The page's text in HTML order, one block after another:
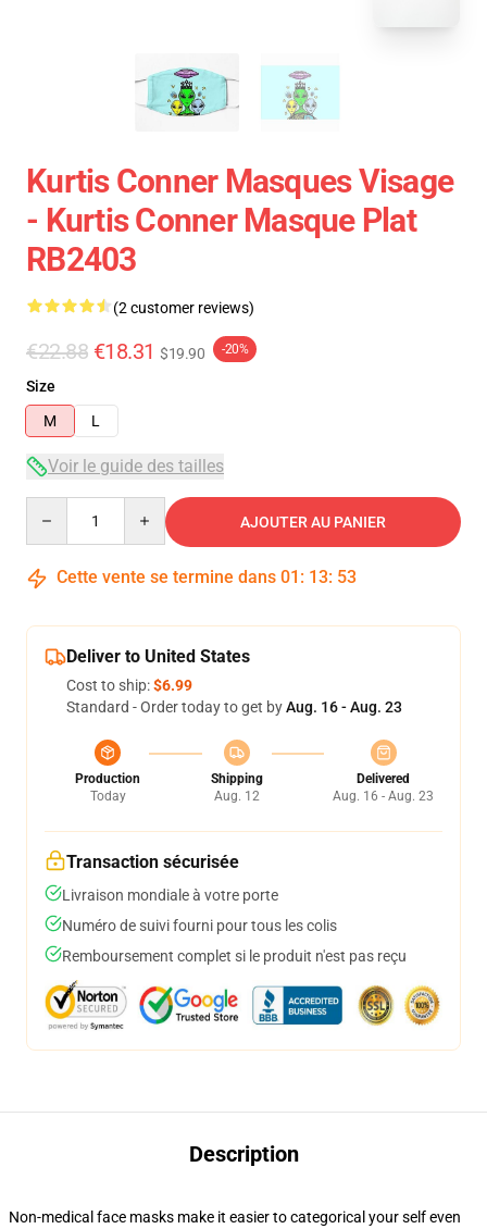
Kurtis Conner Masques Visage
- Kurtis Conner Masque Plat
RB2403
(2 customer reviews)
€22.88 €18.31 $19.90 -20%
Size
M
L
Voir le guide des tailles
AJOUTER AU PANIER
Cette vente se termine dans 01 : 13: 53
Deliver to United States
Cost to ship:$6.99
Standard - Order today to get byAug. 16 - Aug. 23
Production
Today
Shipping
Aug. 12
Delivered
Aug. 16 - Aug. 23
Transaction sécurisée
Livraison mondiale à votre porte
Numéro de suivi fourni pour tous les colis
Remboursement complet si le produit n'est pas reçu
Description
Non-medical face masks make it easier to categorical your self even